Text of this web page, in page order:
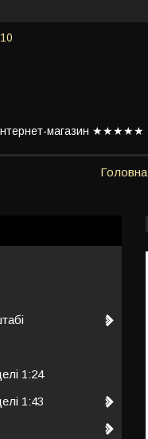
магазин ★★★★★
Головна
1:24
1:43